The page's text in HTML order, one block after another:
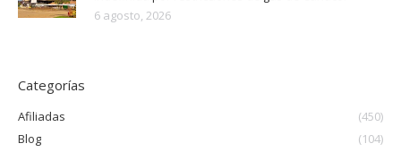
6 agosto, 2026
Categorías
Afiliadas
(450)
Blog
(104)